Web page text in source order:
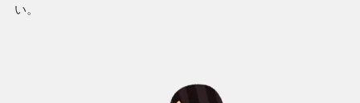
い。